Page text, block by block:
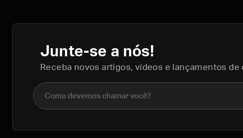
Junte-se a nós!
Receba novos artigos, vídeos e lançamentos
Nome completo